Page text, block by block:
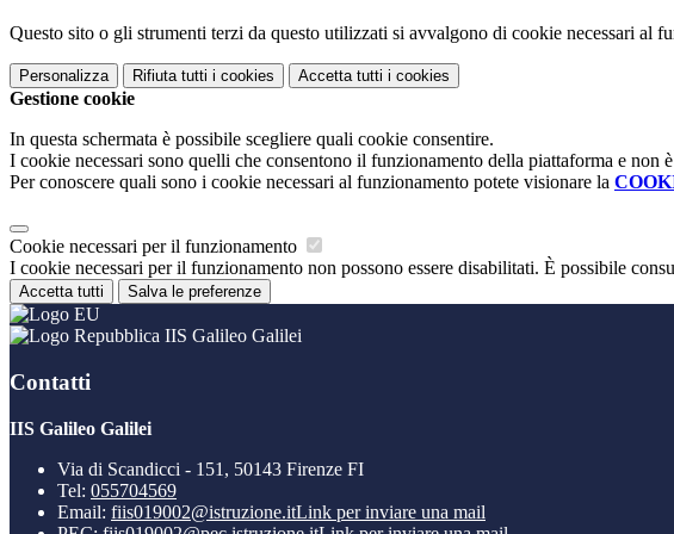
Questo sito o gli strumenti terzi da questo utilizzati si avvalgono di cookie necessari al
Personalizza Rifiuta tutti i cookies Accetta tutti i cookies
Gestione cookie
In questa schermata è possibile scegliere quali cookie consentire.
I cookie necessari sono quelli che consentono il funzionamento della piattaforma e non
Per conoscere quali sono i cookie necessari al funzionamento potete visionare la
Cookie necessari per il funzionamento
I cookie necessari per il funzionamento non possono essere disabilitati. È possibile
Accetta tutti Salva le preferenze
IIS Galileo Galilei
Contatti
IIS Galileo Galilei
Via di Scandicci - 151, 50143 Firenze FI
Tel: 055704569
Email: fiis019002@istruzione.itLink per inviare una mail